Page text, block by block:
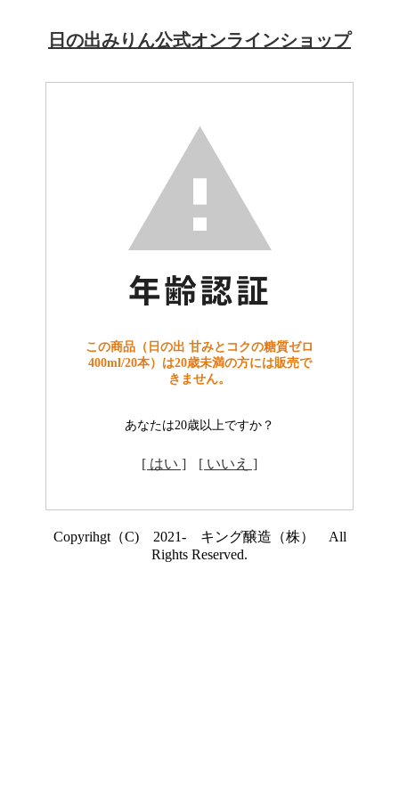
日の出みりん公式オンラインショップ
この商品（日の出 甘みとコクの糖質ゼロ
400ml/20本）は20歳未満の方には販売で
きません。
あなたは20歳以上ですか？
[ はい ] [ いいえ ]
Copyrihgt（C) 2021- キング醸造（株） All
Rights Reserved.